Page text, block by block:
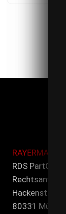
RAYERMANN
RDS PartG mbB
Hackenstr. 7
80331